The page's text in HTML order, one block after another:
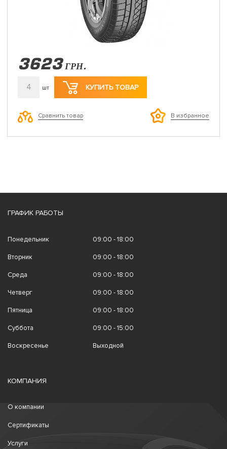
3623 ГРН.
4 шт КУПИТЬ ТОВАР
Сравнить товар В избранное
ГРАФИК РАБОТЫ
Понедельник 09:00 - 18:00
Вторник 09:00 - 18:00
Среда 09:00 - 18:00
Четверг 09:00 - 18:00
Пятница 09:00 - 18:00
Суббота 09:00 - 15:00
Воскресенье Выходной
КОМПАНИЯ
О компании
Сертификаты
Услуги